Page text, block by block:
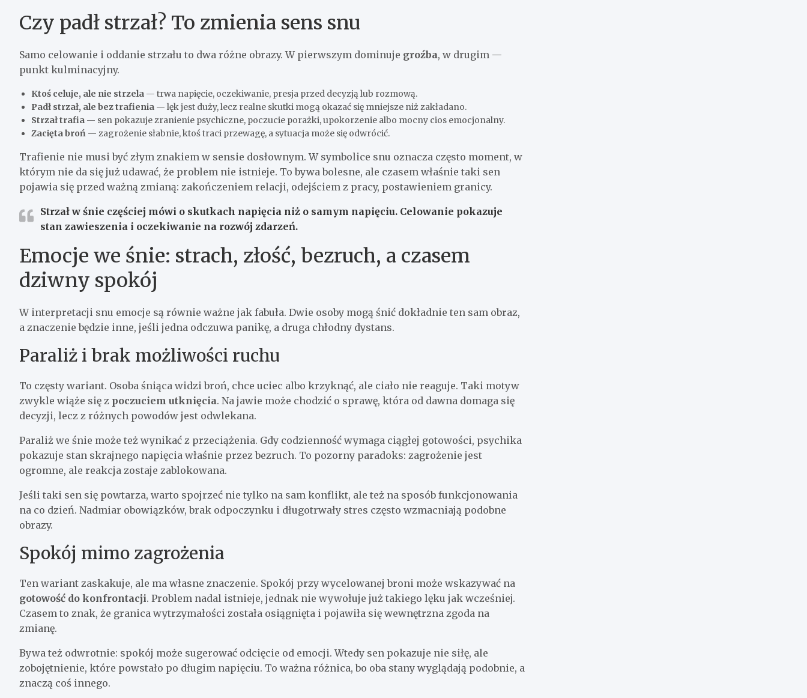
Czy padł strzał? To zmienia sens snu
Samo celowanie i oddanie strzału to dwa różne obrazy. W pierwszym dominuje groźba, w drugim —
punkt kulminacyjny.
Ktoś celuje, ale nie strzela — trwa napięcie, oczekiwanie, presja przed decyzją lub rozmową.
Padł strzał, ale bez trafienia — lęk jest duży, lecz realne skutki mogą okazać się mniejsze niż zakładano.
Strzał trafia — sen pokazuje zranienie psychiczne, poczucie porażki, upokorzenie albo mocny cios emocjonalny.
Zacięta broń — zagrożenie słabnie, ktoś traci przewagę, a sytuacja może się odwrócić.
Trafienie nie musi być złym znakiem w sensie dosłownym. W symbolice snu oznacza często moment, w
którym nie da się już udawać, że problem nie istnieje. To bywa bolesne, ale czasem właśnie taki sen
pojawia się przed ważną zmianą: zakończeniem relacji, odejściem z pracy, postawieniem granicy.
Strzałw śnie częściej mówi o skutkach napięcia niż o samym napięciu. Celowanie pokazuje
stan zawieszenia i oczekiwanie na rozwój zdarzeń.
Emocje we śnie: strach, złość, bezruch, a czasem
dziwny spokój
W interpretacji snu emocje są równie ważne jak fabuła. Dwie osoby mogą śnić dokładnie ten sam obraz,
a znaczenie będzie inne, jeśli jedna odczuwa panikę, a druga chłodny dystans.
Paraliż i brak możliwości ruchu
To częsty wariant. Osoba śniąca widzi broń, chce uciec albo krzyknąć, ale ciało nie reaguje. Taki motyw
zwykle wiąże się z poczuciem utknięcia. Na jawie może chodzić o sprawę, która od dawna domaga się
decyzji, lecz z różnych powodów jest odwlekana.
Paraliż we śnie może też wynikać z przeciążenia. Gdy codzienność wymaga ciągłej gotowości, psychika
pokazuje stan skrajnego napięcia właśnie przez bezruch. To pozorny paradoks: zagrożenie jest
ogromne, ale reakcja zostaje zablokowana.
Jeśli taki sen się powtarza, warto spojrzeć nie tylko na sam konflikt, ale też na sposób funkcjonowania
na co dzień. Nadmiar obowiązków, brak odpoczynku i długotrwały stres często wzmacniają podobne
obrazy.
Spokój mimo zagrożenia
Ten wariant zaskakuje, ale ma własne znaczenie. Spokój przy wycelowanej broni może wskazywać na
gotowość do konfrontacji. Problem nadal istnieje, jednak nie wywołuje już takiego lęku jak wcześniej.
Czasem to znak, że granica wytrzymałości została osiągnięta i pojawiła się wewnętrzna zgoda na
zmianę.
Bywa też odwrotnie: spokój może sugerować odcięcie od emocji. Wtedy sen pokazuje nie siłę, ale
zobojętnienie, które powstało po długim napięciu. To ważna różnica, bo oba stany wyglądają podobnie, a
znaczą coś innego.